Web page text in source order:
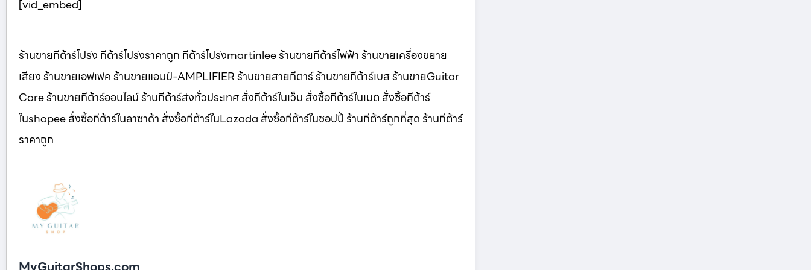
[vid_embed]
ร้านขายกีต้าร์โปร่ง กีต้าร์โปร่งราคาถูก กีต้าร์โปร่งmartinlee ร้านขายกีต้าร์ไฟฟ้า ร้านขายเครื่องขยาย
เสียง ร้านขายเอฟเฟค ร้านขายแอมป์-AMPLIFIER ร้านขายสายกีตาร์ ร้านขายกีต้าร์เบส ร้านขายGuitar
Care ร้านขายกีต้าร์ออนไลน์ ร้านกีต้าร์ส่งทั่วประเทศ สั่งกีต้าร์ในเว็บ สั่งซื้อกีต้าร์ในเนต สั่งซื้อกีต้าร์
ในshopee สั่งซื้อกีต้าร์ในลาซาด้า สั่งซื้อกีต้าร์ในLazada สั่งซื้อกีต้าร์ในชอปปี้ ร้านกีต้าร์ถูกที่สุด ร้านกีต้าร์
ราคาถูก